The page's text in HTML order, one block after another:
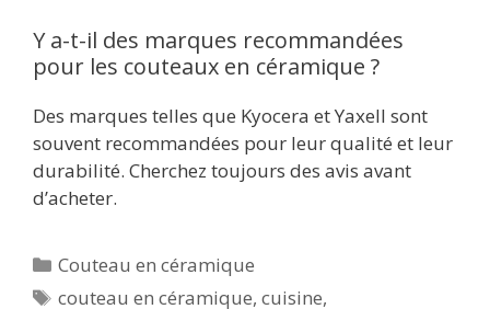
Y a-t-il des marques recommandées
pour les couteaux en céramique ?
Des marques telles que Kyocera et Yaxell sont
souvent recommandées pour leur qualité et leur
durabilité. Cherchez toujours des avis avant
d’acheter.
Catégories
Couteau en céramique
Étiquettes
couteau en céramique,cuisine,